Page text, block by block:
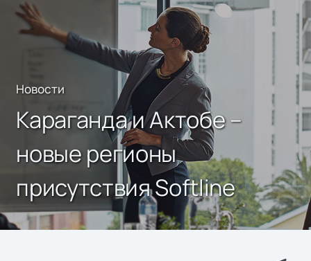
Новости
Караганда и Актобе –
новые регионы
присутствия Softline